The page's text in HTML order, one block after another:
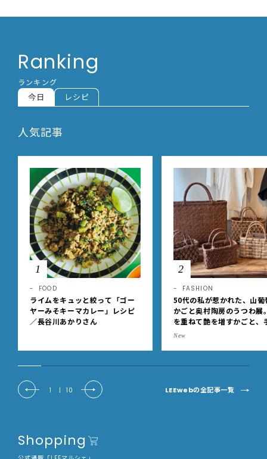
Ranking
ランキング
今日 レシピ
人気記事
1
FOOD
ライムをキュッと絞って「ゴー
ヤーみそキーマカレー」レシピ
／長谷川あかりさん
2
FASHION
50代の私が惹かれた、山葡
かごと奥村陶房のうつわ展
を重ねて艶を増すかごと、
事の美しさに出会いました
New
1 | 10 LEEwebの全記事一覧
Shopping